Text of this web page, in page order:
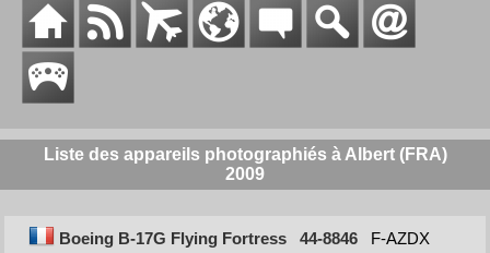
Liste des appareils photographiés à Albert (FRA)
2009
Boeing B-17G Flying Fortress 44-8846
F-AZDX